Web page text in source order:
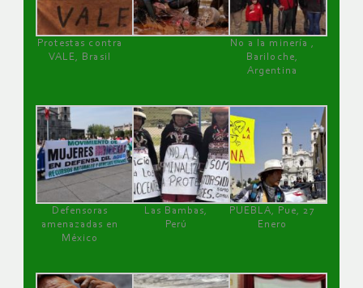
Protestas contra
VALE, Brasil
No a la minería ,
Bariloche,
Argentina
Defensoras
amenazadas en
México
Las Bambas,
Perú
PUEBLA, Pue, 27
Enero